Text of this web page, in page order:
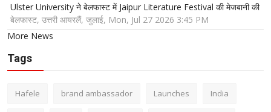
Ulster University ने बेलफास्ट में Jaipur Literature Festival की मेजबानी की
बेलफास्ट, उत्तरी आयरलैं, जुलाई, Mon, Jul 27 2026 3:45 PM
More News
Tags
Hafele brand ambassador Launches India